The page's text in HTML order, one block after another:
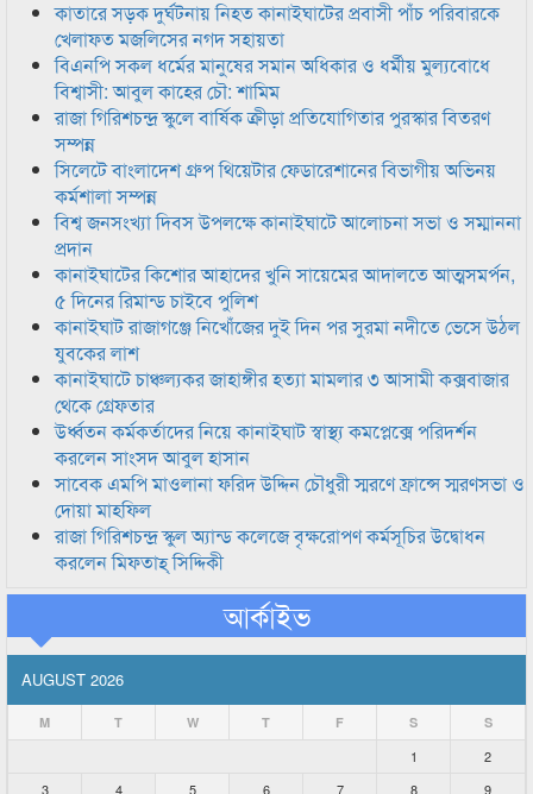
কাতারে সড়ক দুর্ঘটনায় নিহত কানাইঘাটের প্রবাসী পাঁচ পরিবারকে
খেলাফত মজলিসের নগদ সহায়তা
বিএনপি সকল ধর্মের মানুষের সমান অধিকার ও ধর্মীয় মুল্যবোধে
বিশ্বাসী: আবুল কাহের চৌ: শামিম
রাজা গিরিশচন্দ্র স্কুলে বার্ষিক ক্রীড়া প্রতিযোগিতার পুরস্কার বিতরণ
সম্পন্ন
সিলেটে বাংলাদেশ গ্রুপ থিয়েটার ফেডারেশানের বিভাগীয় অভিনয়
কর্মশালা সম্পন্ন
বিশ্ব জনসংখ্যা দিবস উপলক্ষে কানাইঘাটে আলোচনা সভা ও সম্মাননা
প্রদান
কানাইঘাটের কিশোর আহাদের খুনি সায়েমের আদালতে আত্মসমর্পন,
৫ দিনের রিমান্ড চাইবে পুলিশ
কানাইঘাট রাজাগঞ্জে নিখোঁজের দুই দিন পর সুরমা নদীতে ভেসে উঠল
যুবকের লাশ
কানাইঘাটে চাঞ্চল্যকর জাহাঙ্গীর হত্যা মামলার ৩ আসামী কক্সবাজার
থেকে গ্রেফতার
উর্ধ্বতন কর্মকর্তাদের নিয়ে কানাইঘাট স্বাস্থ্য কমপ্লেক্সে পরিদর্শন
করলেন সাংসদ আবুল হাসান
সাবেক এমপি মাওলানা ফরিদ উদ্দিন চৌধুরী স্মরণে ফ্রান্সে স্মরণসভা ও
দোয়া মাহফিল
রাজা গিরিশচন্দ্র স্কুল অ্যান্ড কলেজে বৃক্ষরোপণ কর্মসূচির উদ্বোধন
করলেন মিফতাহ্ সিদ্দিকী
আর্কাইভ
AUGUST 2026
M T W T F S S
1
2
3
4 5 6 7 8 9